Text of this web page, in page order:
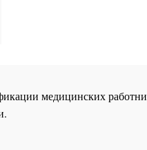
медицинских